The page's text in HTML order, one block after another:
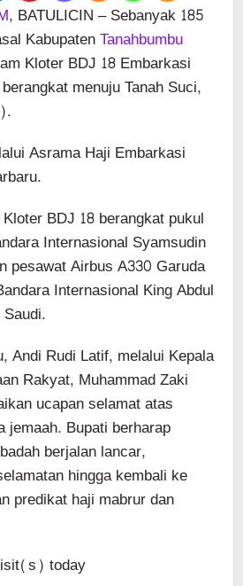
, BATULICIN – Sebanyak 185
KabupatenTanahbumbu
Kloter BDJ 18 Embarkasi
menuju Tanah Suci,
Asrama Haji Embarkasi
BDJ 18 berangkat pukul
Internasional Syamsudin
pesawat Airbus A330 Garuda
Internasional King Abdul
Andi Rudi Latif, melalui Kepala
Rakyat, Muhammad Zaki
ucapan selamat atas
jemaah. Bupati berharap
berjalan lancar,
hingga kembali ke
predikat haji mabrur dan
today